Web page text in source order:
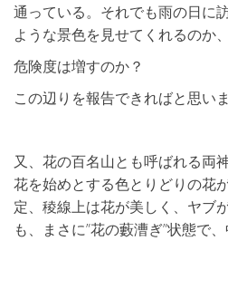
通っている。それでも雨の日に
ような景色を見せてくれるのか、
危険度は増すのか？
この辺りを報告できればと思いま
又、花の百名山とも呼ばれる両
花を始めとする色とりどりの花
定、稜線上は花が美しく、ヤブ
も、まさに”花の藪漕ぎ”状態で